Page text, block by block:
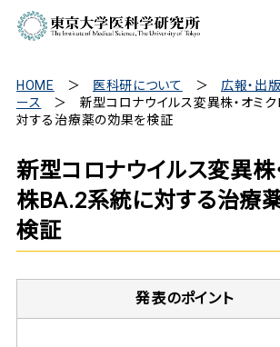
HOME 医科研について 広報・出
ース
新型コロナウイルス変異株・オミ
対する治療薬の効果を検証
新型コロナウイルス変異株
株BA.2系統に対する治療
検証
発表のポイント